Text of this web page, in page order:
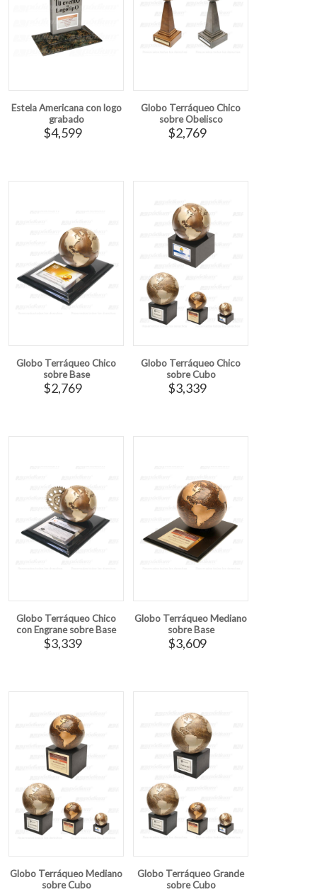
Estela Americana con logo
grabado
$4,599
Globo Terráqueo Chico
sobre Obelisco
$2,769
Globo Terráqueo Chico
sobre Base
$2,769
Globo Terráqueo Chico
sobre Cubo
$3,339
Globo Terráqueo Chico
con Engrane sobre Base
$3,339
Globo Terráqueo Mediano
sobre Base
$3,609
Globo Terráqueo Mediano
sobre Cubo
Globo Terráqueo Grande
sobre Cubo